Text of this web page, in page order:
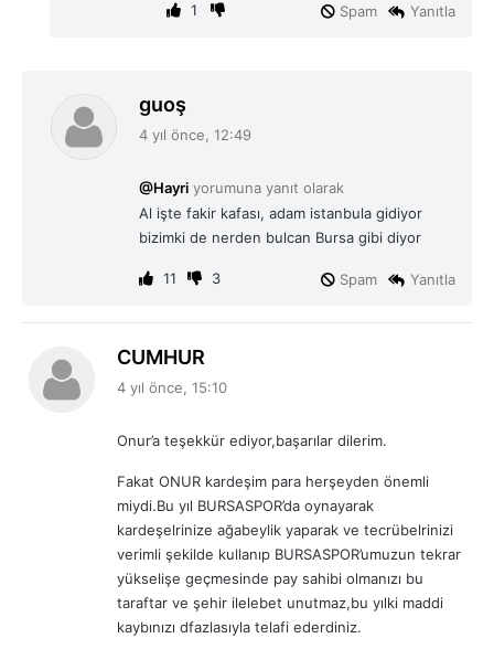
1 Yanıtla
Spam
guoş
4 yıl önce, 12:49
@Hayri yorumuna yanıt olarak
Al işte fakir kafası, adam istanbula gidiyor
bizimki de nerden bulcan Bursa gibi diyor
11 3 Yanıtla
Spam
CUMHUR
e
i
:
4 yıl önce, 15:10
Onur’a teşekkür ediyor,başarılar dilerim.
Fakat ONUR kardeşim para herşeyden önemli
miydi.Bu yıl BURSASPOR’da oynayarak
kardeşelrinize ağabeylik yaparak ve tecrübelrinizi
verimli şekilde kullanıp BURSASPOR’umuzun tekrar
yükselişe geçmesinde pay sahibi olmanızı bu
taraftar ve şehir ilelebet unutmaz,bu yılki maddi
kaybınızı dfazlasıyla telafi ederdiniz.